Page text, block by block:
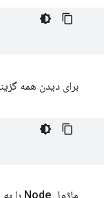
برای دیدن همه
ماژول Node را به صورت برنامه نویسی اجرا کنید